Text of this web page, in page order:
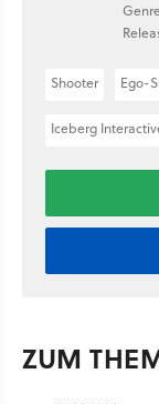
Shooter Ego-
Iceberg
ZUM